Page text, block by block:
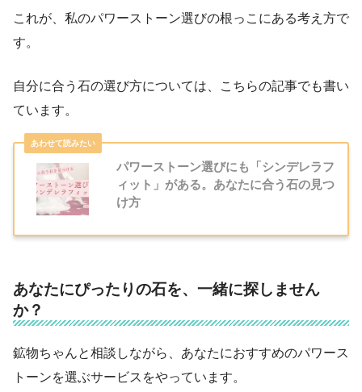
これが、私のパワーストーン選びの根っこにある考え方で
す。
自分に合う石の選び方については、こちらの記事でも書い
ています。
パワーストーン選びにも「シンデレラフ
ィット」がある。あなたに合う石の見つ
け方
あなたにぴったりの石を、一緒に探しません
か？
鉱物ちゃんと相談しながら、あなたにおすすめのパワース
トーンを選ぶサービスをやっています。